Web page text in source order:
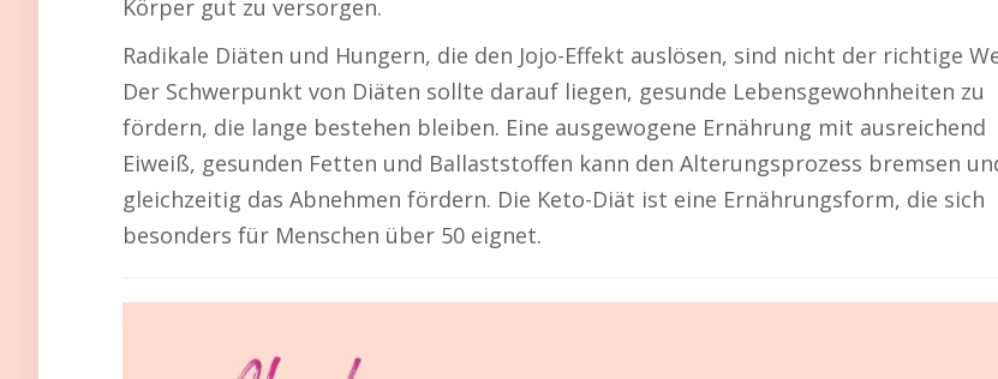
Körper gut zu versorgen.
Radikale Diäten und Hungern, die den Jojo-Effekt auslösen, sind nicht der richtige
Der Schwerpunkt von Diäten sollte darauf liegen, gesunde Lebensgewohnheiten zu
fördern, die lange bestehen bleiben. Eine ausgewogene Ernährung mit ausreichend
Eiweiß, gesunden Fetten und Ballaststoffen kann den Alterungsprozess bremsen
gleichzeitig das Abnehmen fördern. Die Keto-Diät ist eine Ernährungsform, die sich
besonders für Menschen über 50 eignet.